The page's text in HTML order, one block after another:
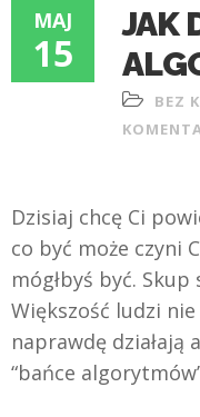
MAJ
15
JAK
BEZ
Dzisiaj chcę Ci
co być może czyni
mógłbyś być.
Większość ludzi
naprawdę działają
“bańce